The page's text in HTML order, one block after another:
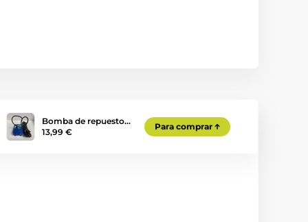
Bomba de repuesto…
13,99 €
Para comprar